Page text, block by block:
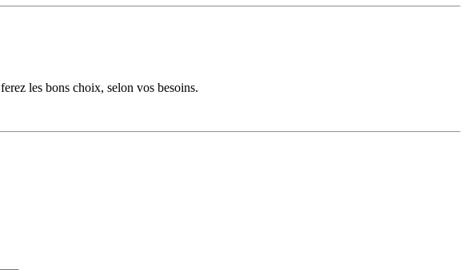
les bons choix, selon vos besoins.